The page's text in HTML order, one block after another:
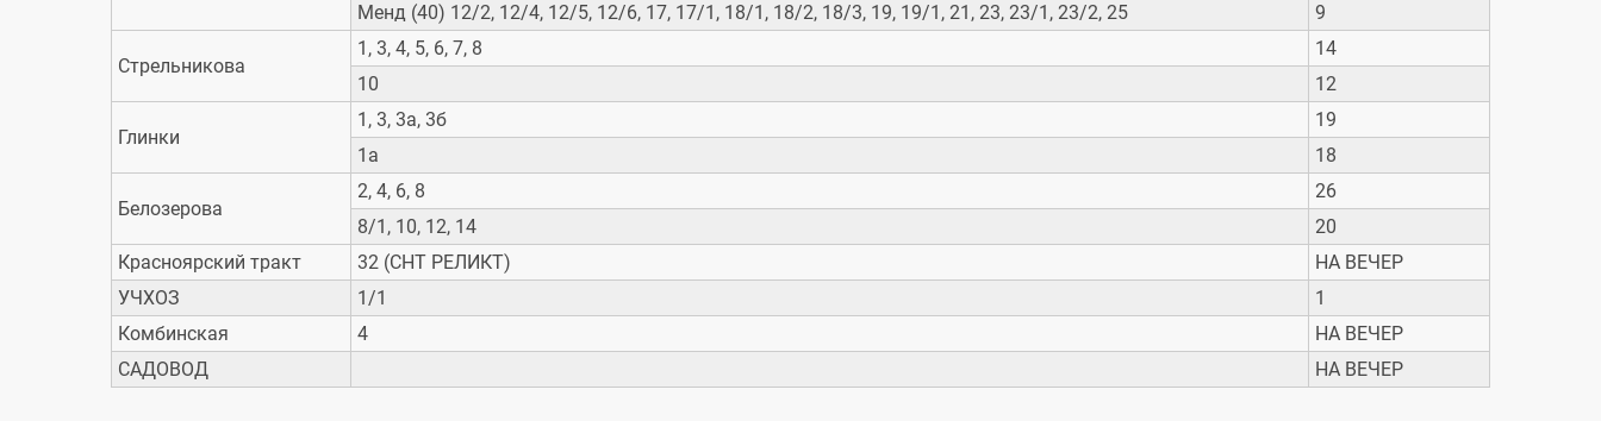
Менд (40) 12/2, 12/4, 12/5, 12/6, 17, 17/1, 18/1, 18/2, 18/3, 19, 19/1, 21, 23, 23/1, 23/2, 25
9
Стрельникова
1, 3, 4, 5, 6, 7, 8
14
10
12
Глинки
1, 3, 3а, 3б
19
1а
18
Белозерова
2, 4, 6, 8
26
8/1, 10, 12, 14
20
Красноярский тракт
32 (СНТ РЕЛИКТ)
НА ВЕЧЕР
УЧХОЗ
1/1
1
Комбинская
4
НА ВЕЧЕР
САДОВОД
НА ВЕЧЕР